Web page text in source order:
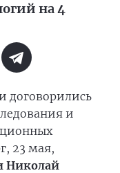
на 4
договорились
и
23 мая,
Николай